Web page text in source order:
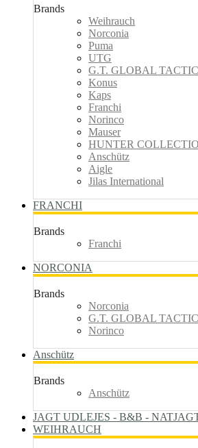
Brands
Weihrauch
Norconia
Puma
UTG
G.T. GLOBAL
Konus
Kaps
Franchi
Norinco
Mauser
HUNTER
Anschütz
Aigle
Jilas International
FRANCHI
Brands
Franchi
NORCONIA
Brands
Norconia
G.T. GLOBAL
Norinco
Anschütz
Brands
Anschütz
JAGT UDLEJES - B&B -
WEIHRAUCH